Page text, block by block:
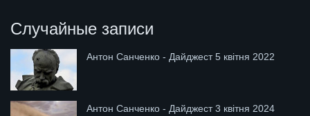
Случайные записи
Антон Санченко - Дайджест 5 квітня 2022
Антон Санченко - Дайджест 3 квітня 2024